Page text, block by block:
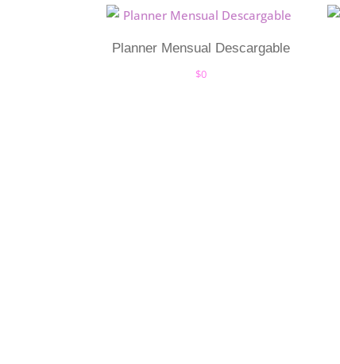
Planner Mensual Descargable
$0